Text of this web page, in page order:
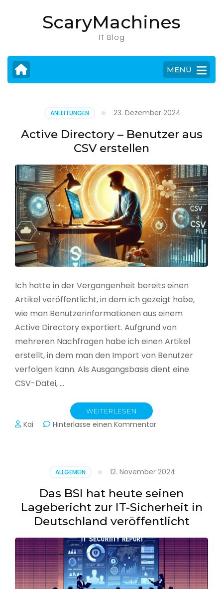
drücken)
ScaryMachines
IT Blog
MENÜ
ANLEITUNGEN 23. Dezember 2024
Active Directory – Benutzer aus
CSV erstellen
Ich hatte in der Vergangenheit bereits einen
Artikel veröffentlicht, in dem ich gezeigt habe,
wie man Benutzerinformationen aus einem
Active Directory exportiert. Aufgrund von
mehreren Nachfragen habe ich einen Artikel
erstellt, in dem man den Import von Benutzer
verfolgen kann. Als Ausgangsbasis dient eine
CSV-Datei, …
WEITERLESEN
Kai Hinterlasse einen Kommentarzu
aus
CSV
erstellen
ALLGEMEIN 12. November 2024
Das BSI hat heute seinen
Lagebericht zur IT-Sicherheit in
Deutschland veröffentlicht